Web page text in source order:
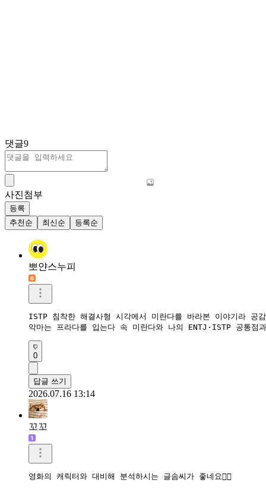
댓글9
사진첨부
등록
추천순
최신순 등록순
뽀얀스누피
ISTP 침착한 해결사형 시각에서 미란다를 바라본 이야기라
악마는 프라다를 입는다 속 미란다와 나의 ENTJ·ISTP 공통
0
답글 쓰기
2026.07.16 13:14
꼬꼬
영화의 캐릭터와 대비해 분석하시는 글솜씨가 좋네요👍🏻